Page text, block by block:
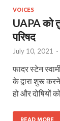
VOICES
UAPA को
परिषद
July 10, 2021 -
फादर स्टेन
के द्वारा शुरू
हो और दोषियों
READ MORE